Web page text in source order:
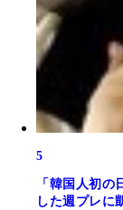
5
「韓国人初
した週プレに